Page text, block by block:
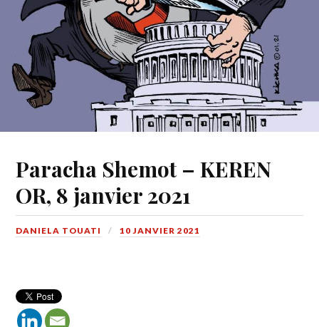
Paracha Shemot – KEREN
OR, 8 janvier 2021
DANIELA TOUATI 10 JANVIER 2021